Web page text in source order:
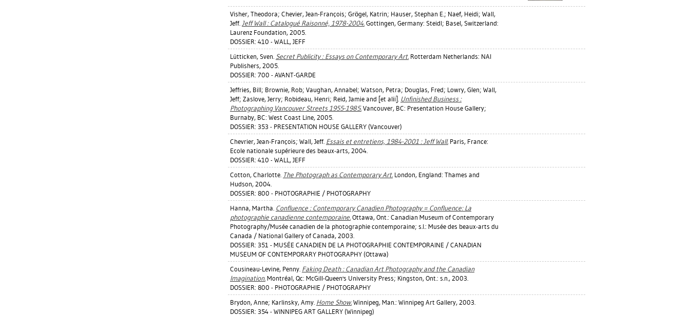
Visher, Theodora; Chevier, Jean-François; Grögel, Katrin; Hauser, Stephan E.; Naef, Heidi; Wall,
Jeff. Jeff Wall : Catalogué Raisonné, 1978-2004. Gottingen, Germany: Steidl; Basel, Switzerland:
Laurenz Foundation, 2005.
DOSSIER: 410 - WALL, JEFF
Lütticken, Sven. Secret Publicity : Essays on Contemporary Art. Rotterdam Netherlands: NAI
Publishers, 2005.
DOSSIER: 700 - AVANT-GARDE
Jeffries, Bill; Brownie, Rob; Vaughan, Annabel; Watson, Petra; Douglas, Fred; Lowry, Glen; Wall,
Jeff; Zaslove, Jerry; Robideau, Henri; Reid, Jamie and [et alii]. Unfinished Business :
Photographing Vancouver Streets 1955-1985. Vancouver, BC: Presentation House Gallery;
Burnaby, BC: West Coast Line, 2005.
DOSSIER: 353 - PRESENTATION HOUSE GALLERY (Vancouver)
Chevrier, Jean-François; Wall, Jeff. Essais et entretiens, 1984-2001 : Jeff Wall. Paris, France:
Ecole nationale supérieure des beaux-arts, 2004.
DOSSIER: 410 - WALL, JEFF
Cotton, Charlotte. The Photograph as Contemporary Art. London, England: Thames and
Hudson, 2004.
DOSSIER: 800 - PHOTOGRAPHIE / PHOTOGRAPHY
Hanna, Martha. Confluence : Contemporary Canadien Photography = Confluence: La
photographie canadienne contemporaine. Ottawa, Ont.: Canadian Museum of Contemporary
Photography/Musée canadien de la photographie contemporaine; s.l.: Musée des beaux-arts du
Canada / National Gallery of Canada, 2003.
DOSSIER: 351 - MUSÉE CANADIEN DE LA PHOTOGRAPHIE CONTEMPORAINE / CANADIAN
MUSEUM OF CONTEMPORARY PHOTOGRAPHY (Ottawa)
Cousineau-Levine, Penny. Faking Death : Canadian Art Photography and the Canadian
Imagination. Montréal, Qc: McGill-Queen's University Press; Kingston, Ont.: s.n., 2003.
DOSSIER: 800 - PHOTOGRAPHIE / PHOTOGRAPHY
Brydon, Anne; Karlinsky, Amy. Home Show. Winnipeg, Man.: Winnipeg Art Gallery, 2003.
DOSSIER: 354 - WINNIPEG ART GALLERY (Winnipeg)